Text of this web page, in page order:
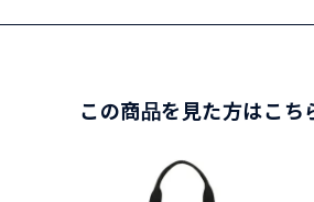
この商品を見た方はこち